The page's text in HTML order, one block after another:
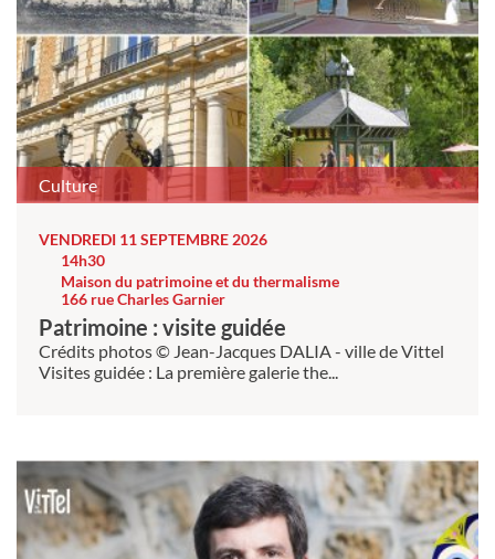
Culture
VENDREDI 11 SEPTEMBRE 2026
14h30
Maison du patrimoine et du thermalisme
166 rue Charles Garnier
Patrimoine : visite guidée
Crédits photos © Jean-Jacques DALIA - ville de Vittel
Visites guidée : La première galerie the...